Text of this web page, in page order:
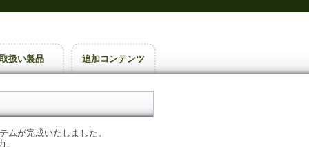
取扱い製品 追加コンテンツ
が完成いたしました。